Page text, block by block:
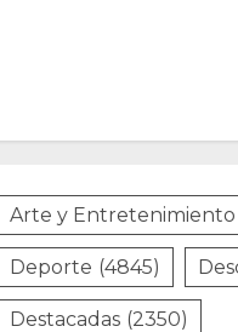
Arte y Entretenimiento
Deporte (4845)
Destacadas (2350)